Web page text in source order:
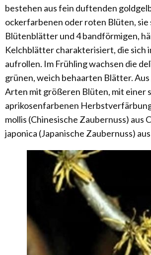
bestehen aus fein duftenden
ockerfarbenen oder roten Blüten, sie
Blütenblätter und 4 bandförmigen,
Kelchblätter charakterisiert, die sich
aufrollen. Im Frühling wachsen die
grünen, weich behaarten Blätter. Aus
Arten mit größeren Blüten, mit einer
aprikosenfarbenen
mollis (Chinesische Zaubernuss) aus
japonica (Japanische Zaubernuss)